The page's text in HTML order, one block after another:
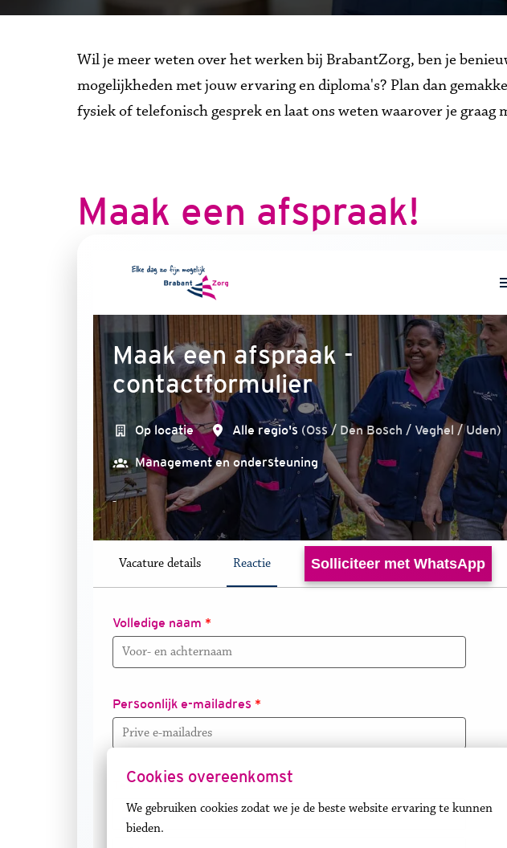
Wil je meer weten over het werken bij BrabantZorg, ben je
mogelijkheden met jouw ervaring en diploma's? Plan dan
fysiek of telefonisch gesprek en laat ons weten waarover je
Maak een afspraak!